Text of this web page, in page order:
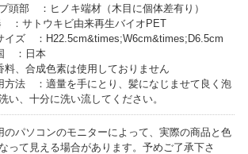
頭部 ：ヒノキ端材（木目に個体差有り）
：サトウキビ由来再生バイオPET
イズ ：H22.5cm&times;W6cm&times;D6.5cm
：日本
料、合成色素は使用しておりません
方法 ：適量を手にとり、髪になじませて良く泡
い、十分に洗い流してください。
のパソコンのモニターによって、実際の商品と色
って見える場合があります。予めご了承下さ